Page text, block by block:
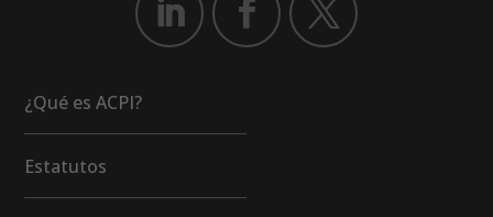
¿Qué es ACPI?
Estatutos